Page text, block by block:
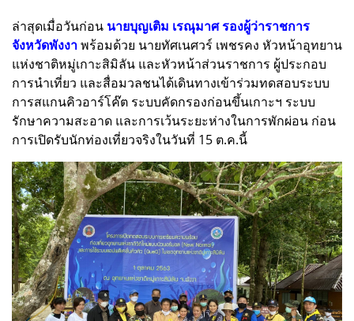
ล่าสุดเมื่อวันก่อน นายบุญเติม เรณุมาศ รองผู้ว่าราชการ
จังหวัดพังงาพร้อมด้วย นายทัศเนศวร์ เพชรคง หัวหน้าอุทยาน
แห่งชาติหมู่เกาะสิมิลัน​ และหัวหน้าส่วนราชการ​ ผู้ประกอบ
การนำเที่ยว และสื่อมวลชนได้เดินทางเข้าร่วมทดสอบระบบ
การสแกนคิวอาร์โค๊ต​ ระบบคัดกรองก่อนขึ้นเกาะ​ฯ ระบบ
รักษาความสะอาด และการเว้นระยะห่างในการพักผ่อน ก่อน
การเปิดรับนักท่องเที่ยวจริงในวันที่ 15 ต.ค.นี้